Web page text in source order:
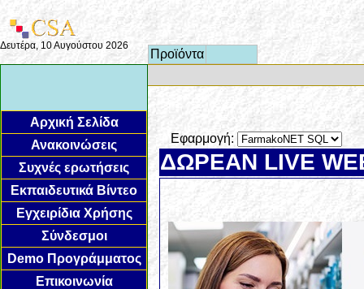
Δευτέρα, 10 Αυγούστου 2026
Προϊόντα
Αρχική Σελίδα
Ανακοινώσεις
Συχνές ερωτήσεις
Εκπαιδευτικά Βίντεο
Εγχειρίδια Χρήσης
Σύνδεσμοι
Demo Προγράμματος
Επικοινωνία
Εφαρμογή:
ΔΩΡΕΑΝ LIVE